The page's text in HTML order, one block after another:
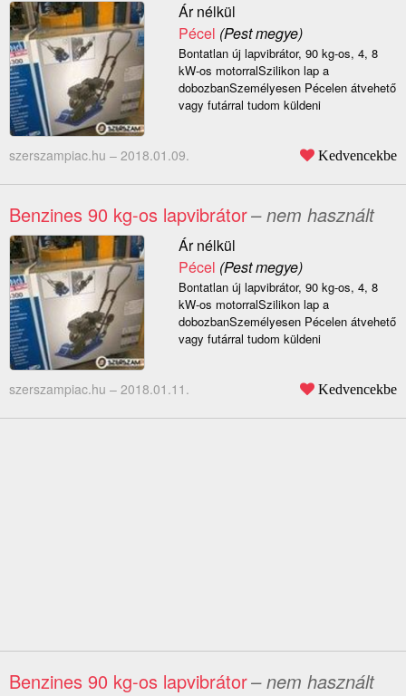
Ár nélkül
Pécel (Pest megye)
Bontatlan új lapvibrátor, 90 kg-os, 4, 8
kW-os motorralSzilikon lap a
dobozbanSzemélyesen Pécelen átvehető
vagy futárral tudom küldeni
szerszampiac.hu – 2018.01.09. Kedvencekbe
Benzines 90 kg-os lapvibrátor– nem használt
Ár nélkül
Pécel (Pest megye)
Bontatlan új lapvibrátor, 90 kg-os, 4, 8
kW-os motorralSzilikon lap a
dobozbanSzemélyesen Pécelen átvehető
vagy futárral tudom küldeni
szerszampiac.hu – 2018.01.11. Kedvencekbe
Benzines 90 kg-os lapvibrátor– nem használt